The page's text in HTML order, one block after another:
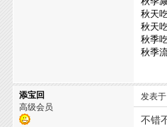
秋天
秋天
秋季
秋季
添宝回
高级会员
发表于
不错